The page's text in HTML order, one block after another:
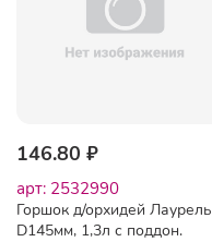
146.80 ₽
арт: 2532990
Горшок д/орхидей Лаурель
D145мм, 1,3л с поддон.